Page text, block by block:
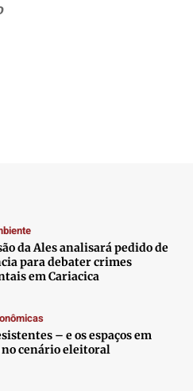
da Ales analisará pedido de
para debater crimes
em Cariacica
– e os espaços em
cenário eleitoral